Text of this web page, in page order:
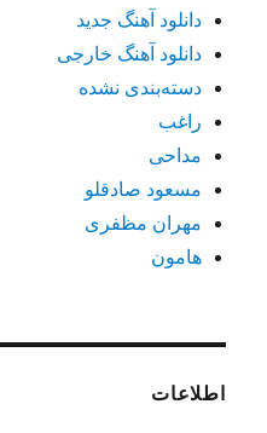
دانلود آهنگ جدید
دانلود آهنگ خارجی
دسته‌بندی نشده
راغب
مداحی
مسعود صادقلو
مهران مظفری
هامون
اطلاعات